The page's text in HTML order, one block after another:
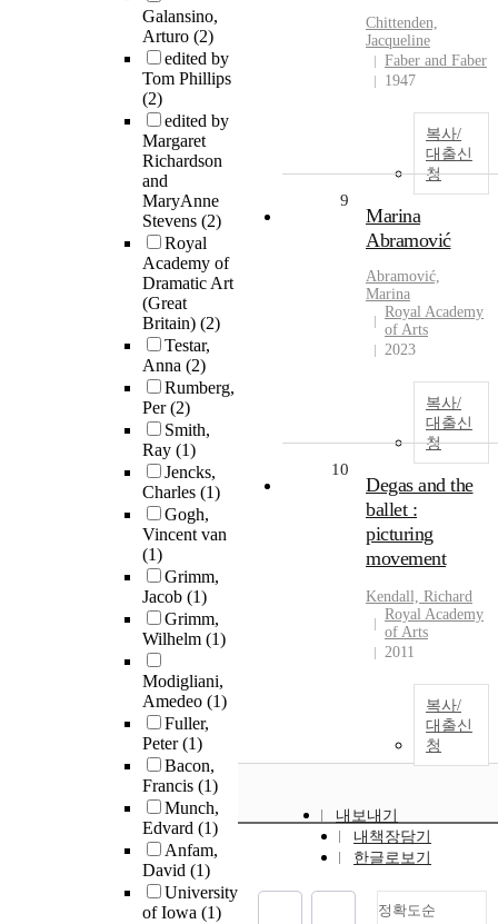
Galansino,
Arturo (2)
edited by
Tom Phillips
(2)
edited by
Margaret
Richardson
and
MaryAnne
Stevens (2)
Royal
Academy of
Dramatic Art
(Great
Britain) (2)
Testar,
Anna (2)
Rumberg,
Per(2)
Smith,
Ray (1)
Jencks,
Charles (1)
Gogh,
Vincent van
(1)
Grimm,
Jacob (1)
Grimm,
Wilhelm (1)
Modigliani,
Amedeo (1)
Fuller,
Peter(1)
Bacon,
Francis (1)
Munch,
Edvard (1)
Anfam,
David (1)
University
of Iowa (1)
Chittenden,
Jacqueline
Faber and Faber
1947
복사/
대출신
청
9
Marina
Abramović
Abramović,
Marina
Royal Academy
of Arts
2023
복사/
대출신
청
10
Degas and the
ballet :
picturing
movement
Kendall, Richard
Royal Academy
of Arts
2011
복사/
대출신
청
내보내기
내책장담기
한글로보기
정확도순